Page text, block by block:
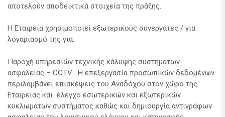
αποτελούν αποδεικτικά στοιχεία της πράξης.
Η Εταιρεία χρησιμοποιεί εξωτερικούς συνεργάτες / για
λογαριασμό της για:
Παροχή υπηρεσιών τεχνικής κάλυψης συστημάτων
ασφαλείας – CCTV . H επεξεργασία προσωπικών δεδομένων
περιλαμβάνει επισκέψεις του Αναδόχου στον χώρο της
Εταιρείας και έλεγχο εσωτερικών και εξωτερικών
κυκλωμάτων συστήματος καθώς και δημιουργία αντιγράφων